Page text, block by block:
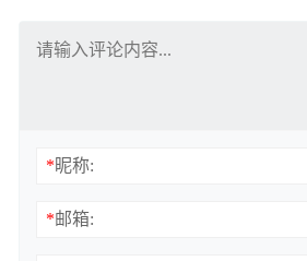
*昵称:
*邮箱: